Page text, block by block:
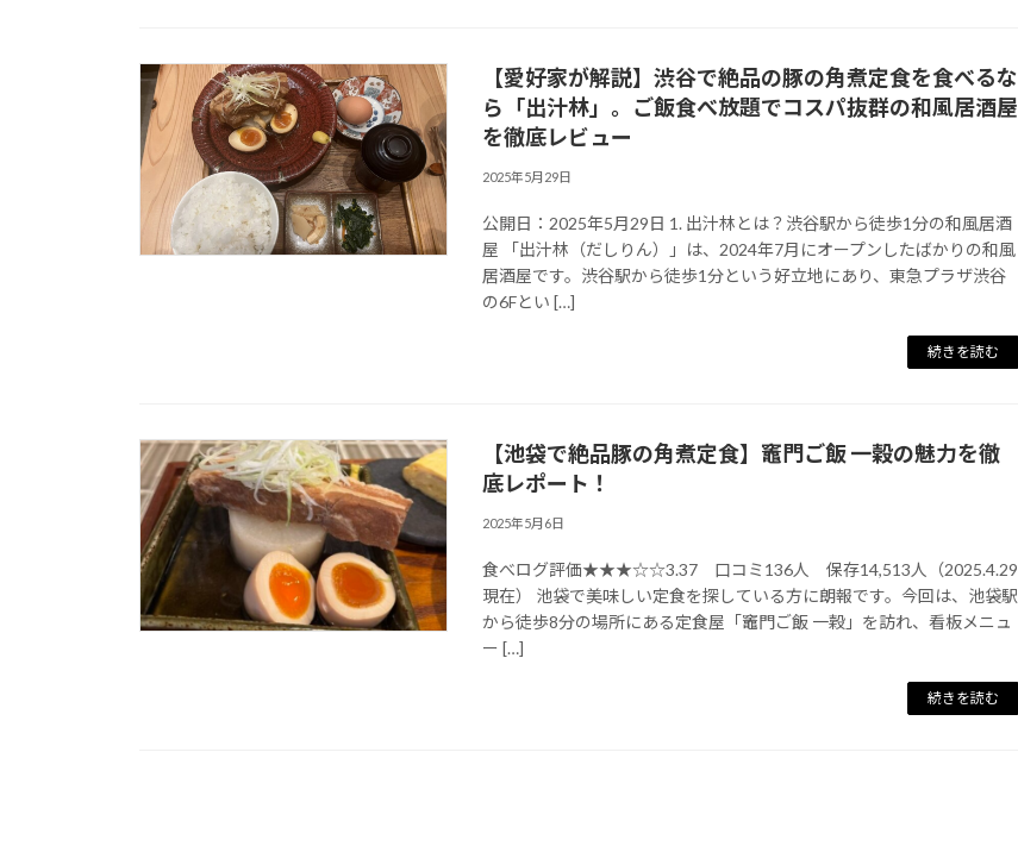
【愛好家が解説】渋谷で絶品の豚の角煮定食を食べるな
ら「出汁林」。ご飯食べ放題でコスパ抜群の和風居酒屋
を徹底レビュー
2025年5月29日
公開日：2025年5月29日 1. 出汁林とは？渋谷駅から徒歩1分の和風居酒
屋 「出汁林（だしりん）」は、2024年7月にオープンしたばかりの和風
居酒屋です。渋谷駅から徒歩1分という好立地にあり、東急プラザ渋谷
の6Fとい […]
続きを読む
【池袋で絶品豚の角煮定食】竈門ご飯 一穀の魅力を徹
底レポート！
2025年5月6日
食べログ評価★★★☆☆3.37 口コミ136人 保存14,513人（2025.4.29
現在） 池袋で美味しい定食を探している方に朗報です。今回は、池袋駅
から徒歩8分の場所にある定食屋「竈門ご飯 一穀」を訪れ、看板メニュ
ー […]
続きを読む